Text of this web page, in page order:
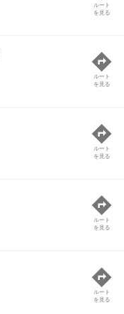
ルート
を見る
ルート
を見る
ルート
を見る
ルート
を見る
ルート
を見る